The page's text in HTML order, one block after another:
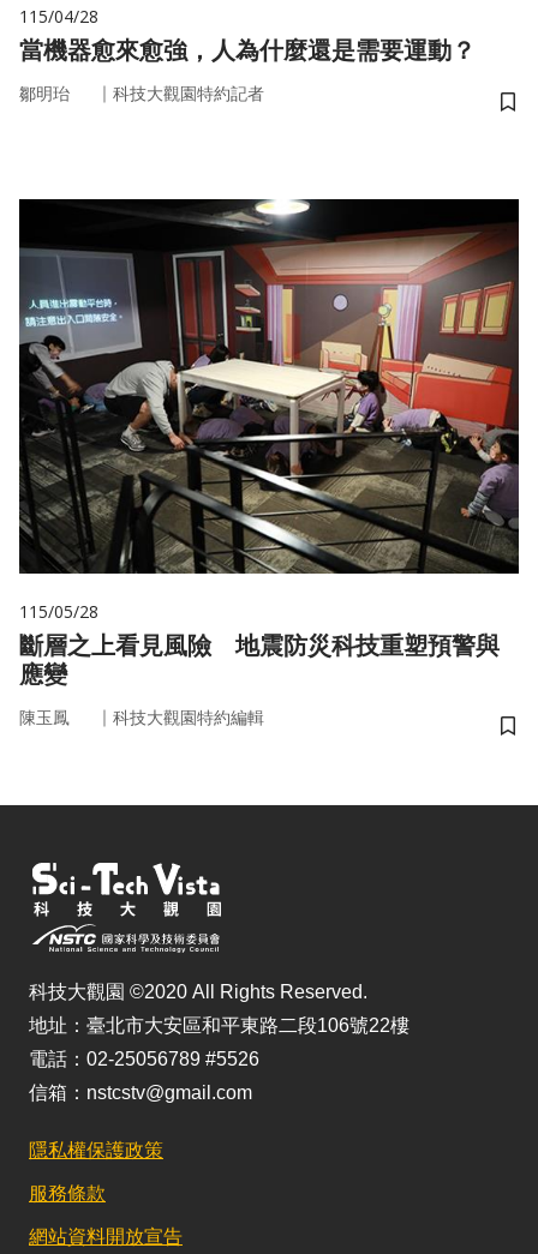
115/04/28
當機器愈來愈強，人為什麼還是需要運動？
鄒明珆 ｜ 科技大觀園特約記者
儲
115/05/28
斷層之上看見風險 地震防災科技重塑預警與
應變
陳玉鳳 ｜ 科技大觀園特約編輯
儲
科技大觀園 ©2020 All Rights Reserved.
地址：臺北市大安區和平東路二段106號22樓
電話：02-25056789 #5526
信箱：nstcstv@gmail.com
隱私權保護政策
服務條款
網站資料開放宣告